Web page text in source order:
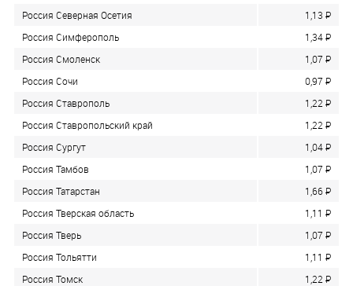
Россия Северная Осетия 1,13 P
Россия Симферополь
1,34P
Россия Смоленск
1,07 P
Россия Сочи
0,97 P
Россия Ставрополь
1,22 P
Россия Ставропольский край
1,22 P
Россия Сургут
1,04P
Россия Тамбов
1,07 P
Россия Татарстан
1,66P
Россия Тверская область
1,11 P
Россия Тверь
1,07 P
Россия Тольятти
1,11 P
Россия Томск
1,22 P